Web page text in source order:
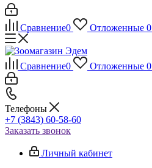
Сравнение0 Отложенные 0
Сравнение0 Отложенные 0
Телефоны
+7 (3843) 60-58-60
Заказать звонок
Личный кабинет